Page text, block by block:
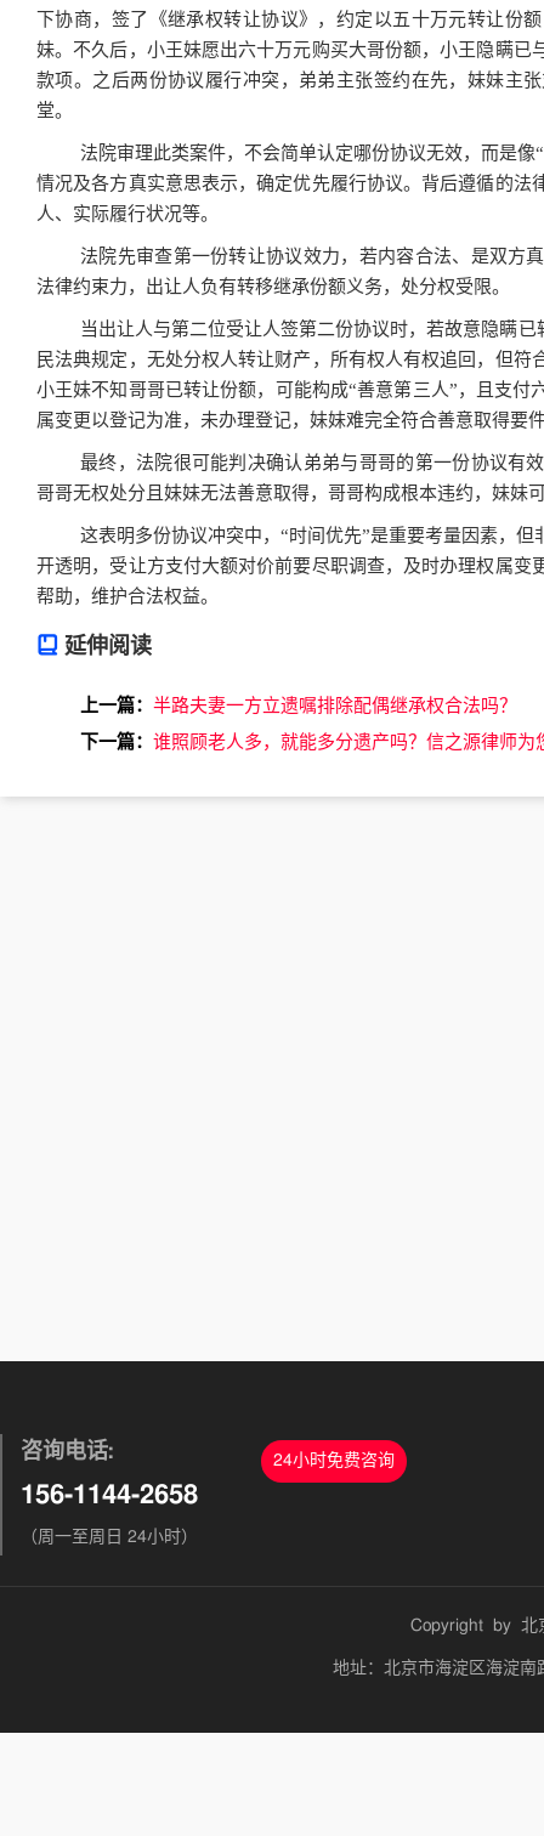
下协商，签了《继承权转让协议》，约定以五十万元转让份
妹。不久后，小王妹愿出六十万元购买大哥份额，小王隐瞒
款项。之后两份协议履行冲突，弟弟主张签约在先，妹妹主
堂。
法院审理此类案件，不会简单认定哪份协议无效，而是
情况及各方真实意思表示，确定优先履行协议。背后遵循的
人、实际履行状况等。
法院先审查第一份转让协议效力，若内容合法、是双方
法律约束力，出让人负有转移继承份额义务，处分权受限。
当出让人与第二位受让人签第二份协议时，若故意隐瞒
民法典规定，无处分权人转让财产，所有权人有权追回，但
小王妹不知哥哥已转让份额，可能构成“善意第三人”，且支
属变更以登记为准，未办理登记，妹妹难完全符合善意取得要
最终，法院很可能判决确认弟弟与哥哥的第一份协议有
哥哥无权处分且妹妹无法善意取得，哥哥构成根本违约，妹妹
这表明多份协议冲突中，“时间优先”是重要考量因素，
开透明，受让方支付大额对价前要尽职调查，及时办理权属
帮助，维护合法权益。
延伸阅读
上一篇： 半路夫妻一方立遗嘱排除配偶继承权合法吗？
下一篇： 谁照顾老人多，就能多分遗产吗？信之源律师为
咨询电话:
156-1144-2658
（周一至周日 24小时）
24小时免费咨询
Copyright by 北
地址：北京市海淀区海淀